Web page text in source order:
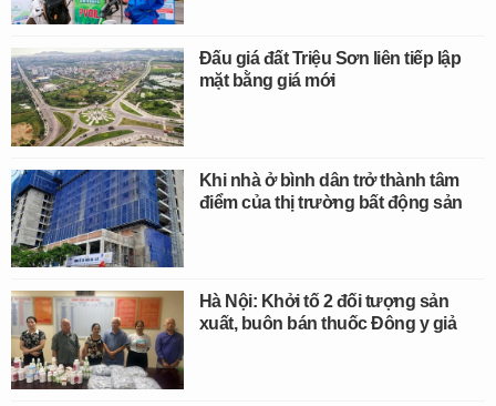
Đấu giá đất Triệu Sơn liên tiếp lập
mặt bằng giá mới
Khi nhà ở bình dân trở thành tâm
điểm của thị trường bất động sản
Hà Nội: Khởi tố 2 đối tượng sản
xuất, buôn bán thuốc Đông y giả